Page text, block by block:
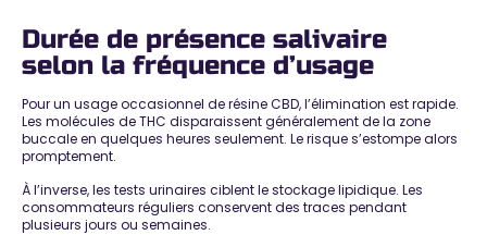
Durée de présence salivaire
selon la fréquence d’usage
Pour un usage occasionnel de résine CBD, l’élimination est rapide.
Les molécules de THC disparaissent généralement de la zone
buccale en quelques heures seulement. Le risque s’estompe alors
promptement.
À l’inverse, les tests urinaires ciblent le stockage lipidique. Les
consommateurs réguliers conservent des traces pendant
plusieurs jours ou semaines.